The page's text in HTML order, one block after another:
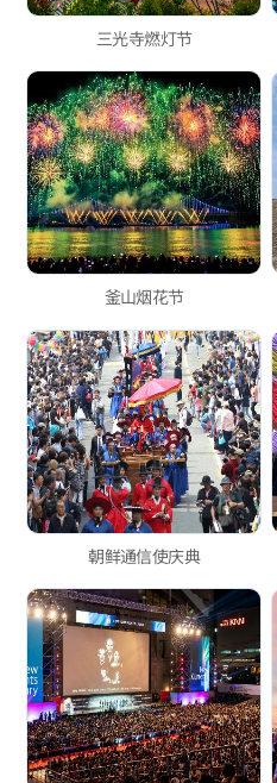
三光寺燃灯节
釜山烟花节
朝鲜通信使庆典